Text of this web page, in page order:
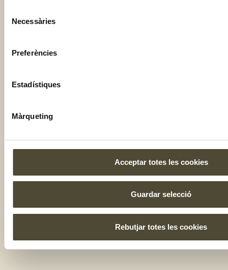
Necessàries
Preferències
Estadístiques
Màrqueting
Acceptar totes les cookies
Guardar selecció
Rebutjar totes les cookies